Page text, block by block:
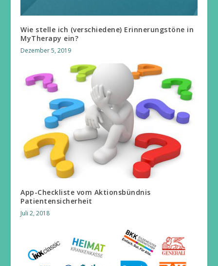
Wie stelle ich (verschiedene) Erinnerungstöne in
MyTherapy ein?
Dezember 5, 2019
App-Checkliste vom Aktionsbündnis
Patientensicherheit
Juli 2, 2018